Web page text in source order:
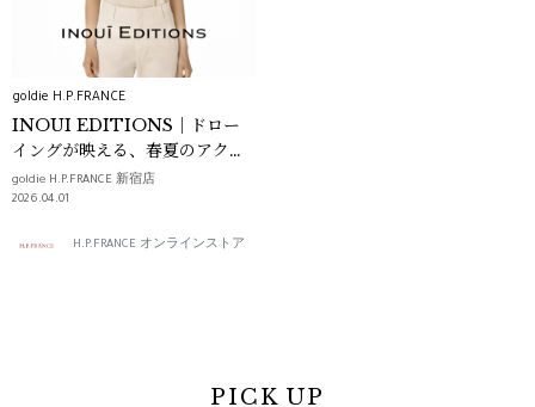
goldie H.P.FRANCE
INOUI EDITIONS｜ドロー
イングが映える、春夏のアクセ
ント
goldie H.P.FRANCE 新宿店
2026.04.01
H.P.FRANCE オンラインストア
PICK UP